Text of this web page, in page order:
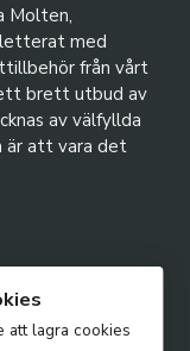
Molten,
med
från vårt
brett utbud av
av välfyllda
är att vara det
att lagra cookies